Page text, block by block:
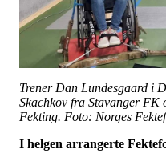
Trener Dan Lundesgaard i
Skachkov fra Stavanger FK
Fekting. Foto: Norges
I helgen arrangerte